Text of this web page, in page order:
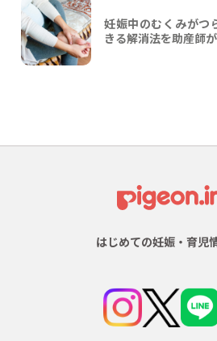
妊娠中のむくみが
きる解消法を助産師
はじめての妊娠・育児